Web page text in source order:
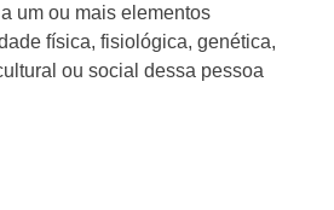
um ou mais elementos
física, fisiológica, genética,
ou social dessa pessoa